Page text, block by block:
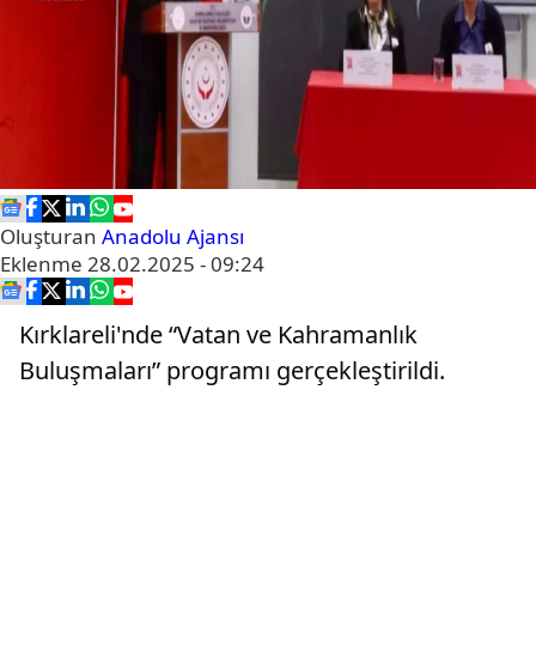
Oluşturan Anadolu Ajansı
Eklenme 28.02.2025 - 09:24
Kırklareli'nde “Vatan ve Kahramanlık
Buluşmaları” programı gerçekleştirildi.